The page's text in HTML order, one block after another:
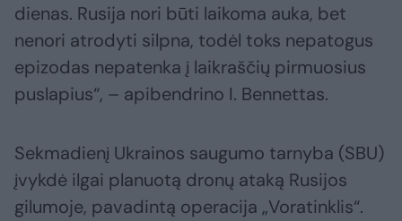
dienas. Rusija nori būti laikoma auka, bet
nenori atrodyti silpna, todėl toks nepatogus
epizodas nepatenka į laikraščių pirmuosius
puslapius“, – apibendrino I. Bennettas.
Sekmadienį Ukrainos saugumo tarnyba (SBU)
įvykdė ilgai planuotą dronų ataką Rusijos
gilumoje, pavadintą operacija „Voratinklis“.